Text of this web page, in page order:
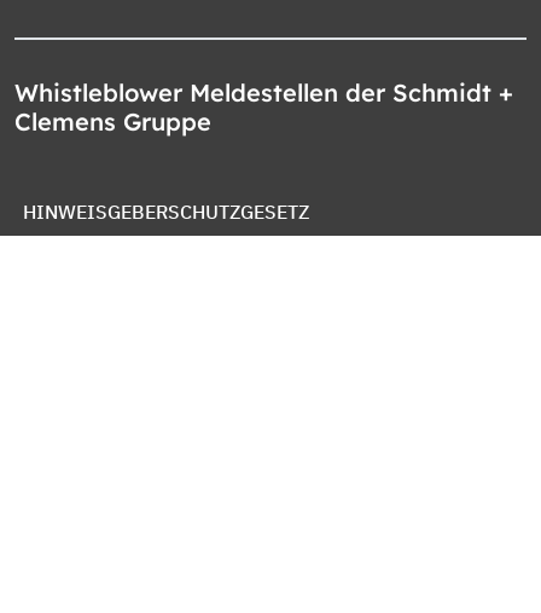
Whistleblower Meldestellen der Schmidt +
Clemens Gruppe
HINWEISGEBERSCHUTZGESETZ